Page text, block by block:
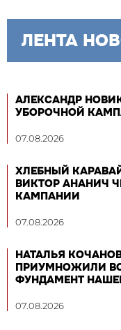
ЛЕНТА
АЛЕКСАНДР
УБОРОЧНОЙ
07.08.2026
ХЛЕБНЫЙ
ВИКТОР АНАНИЧ
КАМПАНИИ
07.08.2026
НАТАЛЬЯ
ПРИУМНОЖИЛИ
ФУНДАМЕНТ
07.08.2026